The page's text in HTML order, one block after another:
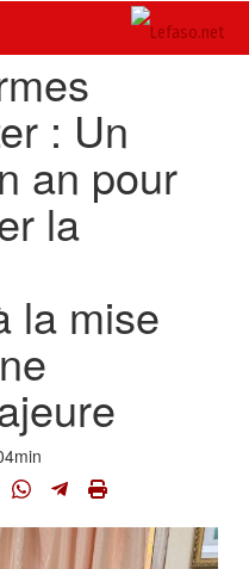
: Un
an pour
la
la mise